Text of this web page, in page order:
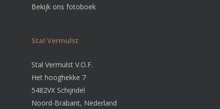
Bekijk ons fotoboek
Stal Vermulst
Stal Vermulst V.O.F.
Het hooghekke 7
5482VX Schijndel
Noord-Brabant, Nederland